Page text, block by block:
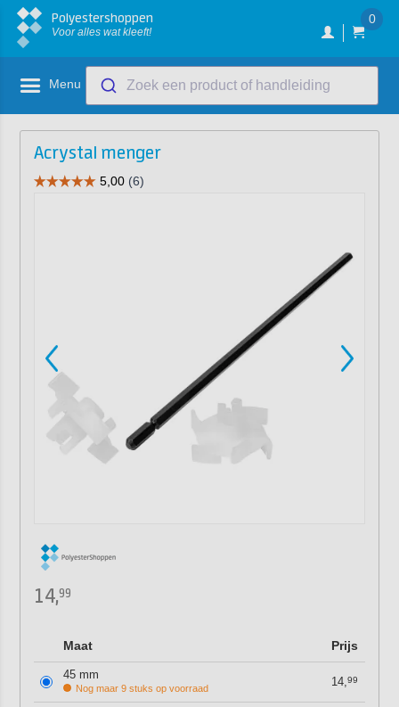
Polyestershoppen
Voor alles wat kleeft!
0
Menu Zoek een product of handleiding
Acrystal menger
14,99
Maat Prijs
45 mm
Nog maar 9 stuks op voorraad 14,99